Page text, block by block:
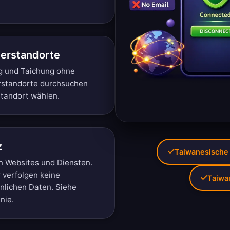
und Taichung ohne
durchsuchen
wählen.
Websites und Diensten.
keine
Daten. Siehe
.